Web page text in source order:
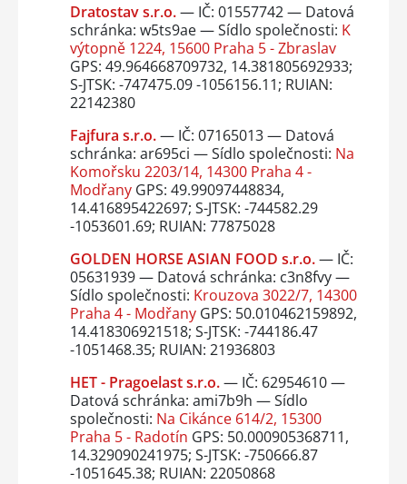
Dratostav s.r.o.— IČ: 01557742 — Datová
schránka: w5ts9ae — Sídlo společnosti: K
výtopně 1224, 15600 Praha 5 - Zbraslav
GPS: 49.964668709732, 14.381805692933;
S-JTSK: -747475.09 -1056156.11; RUIAN:
22142380
Fajfura s.r.o.— IČ: 07165013 — Datová
schránka: ar695ci — Sídlo společnosti: Na
Komořsku 2203/14, 14300 Praha 4 -
ModřanyGPS: 49.99097448834,
14.416895422697; S-JTSK: -744582.29
-1053601.69; RUIAN: 77875028
GOLDEN HORSE ASIAN FOOD s.r.o.— IČ:
05631939 — Datová schránka: c3n8fvy —
Sídlo společnosti: Krouzova 3022/7, 14300
Praha 4 - ModřanyGPS: 50.010462159892,
14.418306921518; S-JTSK: -744186.47
-1051468.35; RUIAN: 21936803
HET - Pragoelast s.r.o.— IČ: 62954610 —
Datová schránka: ami7b9h — Sídlo
společnosti: Na Cikánce 614/2, 15300
Praha 5 - Radotín GPS: 50.000905368711,
14.329090241975; S-JTSK: -750666.87
-1051645.38; RUIAN: 22050868